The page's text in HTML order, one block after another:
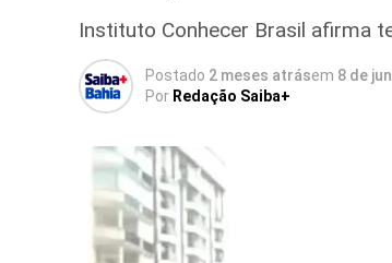
Instituto Conhecer Brasil afirma
Postado 2 meses atrásem 8 de
Por Redação Saiba+